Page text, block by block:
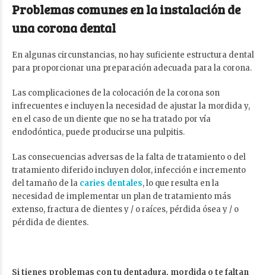
Problemas comunes en la instalación de
una corona dental
En algunas circunstancias, no hay suficiente estructura dental
para proporcionar una preparación adecuada para la corona.
Las complicaciones de la colocación de la corona son
infrecuentes e incluyen la necesidad de ajustar la mordida y,
en el caso de un diente que no se ha tratado por vía
endodóntica, puede producirse una pulpitis.
Las consecuencias adversas de la falta de tratamiento o del
tratamiento diferido incluyen dolor, infección e incremento
del tamaño de la caries dentales, lo que resulta en la
necesidad de implementar un plan de tratamiento más
extenso, fractura de dientes y / o raíces, pérdida ósea y / o
pérdida de dientes.
Si tienes problemas con tu dentadura, mordida o te faltan